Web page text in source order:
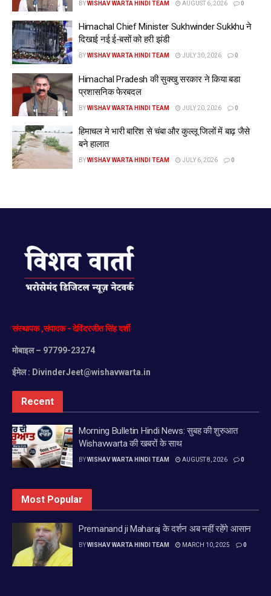
BYWISHAV WARTA HINDI TEAM AUGUST 6, 2026 0
Himachal Chief Minister Sukhwinder Sukkhu ने
दिखाई नई ई-बसों को हरी झंडी
BYWISHAV WARTA HINDI TEAM JULY 30, 2026 0
Himachal Pradesh की सुक्खु सरकार ने किया बडा
प्रशासनिक फेरबदल
BYWISHAV WARTA HINDI TEAM JULY 20, 2026 0
हिमाचल मे भारी बारिश से चंबा और कुल्लू जिलों में बाढ़ जैसे
बने हालात
BYWISHAV WARTA HINDI TEAM JULY 6, 2026 0
संस्थापक,संपादक-देविंदरजीतसिंहदर्शी
मोबाइल– 97799-23274
ईमेल : DivinderJeet@wishavwarta.in
Recent
Morning Bulletin Hindi News: सुबह की शुरुआत
Wishavwarta की खबरों के साथ
BYWISHAV WARTA HINDI TEAM AUGUST 8, 2026 0
Most Popular
Premanand ji Maharaj के दर्शन अब नहीं रहेंगे आसान
BYWISHAV WARTA HINDI TEAM MARCH 10, 2025 0